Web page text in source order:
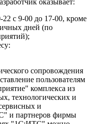
с 9-00 до 17-00, кроме
дней (по
сопровождения
пользователям
комплекса из
технологических и
и
и партнеров фирмы